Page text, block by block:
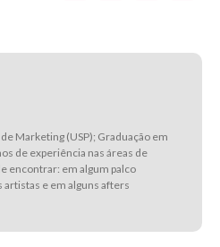
Marketing (USP); Graduação em
de experiência nas áreas de
encontrar: em algum palco
e em alguns afters